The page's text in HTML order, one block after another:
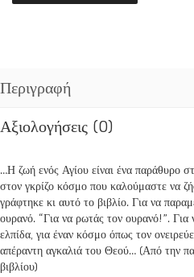
Περιγραφή
Αξιολογήσεις (0)
…Η ζωή ενός Αγίου είναι ένα παράθυρο
στον γκρίζο κόσμο που καλούμαστε να
γράφτηκε κι αυτό το βιβλίο. Για να
ουρανό. “Για να ρωτάς τον ουρανό!”.
ελπίδα, για έναν κόσμο όπως τον
απέραντη αγκαλιά του Θεού… (Από την
βιβλίου)